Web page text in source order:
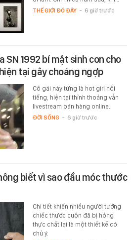
THẾ GIỚI ĐÓ ĐÂY - 6 giờ trước
SN 1992 bí mật sinh con cho
tại gây choáng ngợp
Cô gái này từng là hot girl nổi
tiếng, hiện tại thỉnh thoảng vẫn
livestream bán hàng online.
ĐỜI SỐNG - 6 giờ trước
biết vì sao đầu móc thước
Chi tiết khiến nhiều người tưởng
chiếc thước cuộn đã bị hỏng
thực chất lại là một thiết kế có
chủ ý.